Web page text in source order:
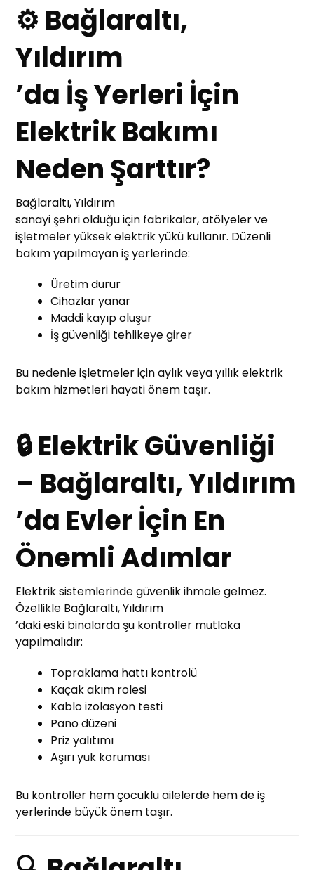
⚙ Bağlaraltı,
Yıldırım
’da İş Yerleri İçin
Elektrik Bakımı
Neden Şarttır?
Bağlaraltı, Yıldırım
sanayi şehri olduğu için fabrikalar, atölyeler ve
işletmeler yüksek elektrik yükü kullanır. Düzenli
bakım yapılmayan iş yerlerinde:
Üretim durur
Cihazlar yanar
Maddi kayıp oluşur
İş güvenliği tehlikeye girer
Bu nedenle işletmeler için aylık veya yıllık elektrik
bakım hizmetleri hayati önem taşır.
🔒 Elektrik Güvenliği
– Bağlaraltı, Yıldırım
’da Evler İçin En
Önemli Adımlar
Elektrik sistemlerinde güvenlik ihmale gelmez.
Özellikle Bağlaraltı, Yıldırım
’daki eski binalarda şu kontroller mutlaka
yapılmalıdır:
Topraklama hattı kontrolü
Kaçak akım rolesi
Kablo izolasyon testi
Pano düzeni
Priz yalıtımı
Aşırı yük koruması
Bu kontroller hem çocuklu ailelerde hem de iş
yerlerinde büyük önem taşır.